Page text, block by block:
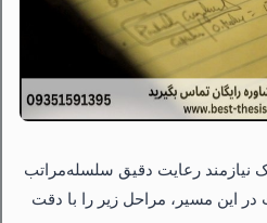
نیازمند رعایت دقیق سلسله‌مراتب
این مسیر، مراحل زیر را با دقت